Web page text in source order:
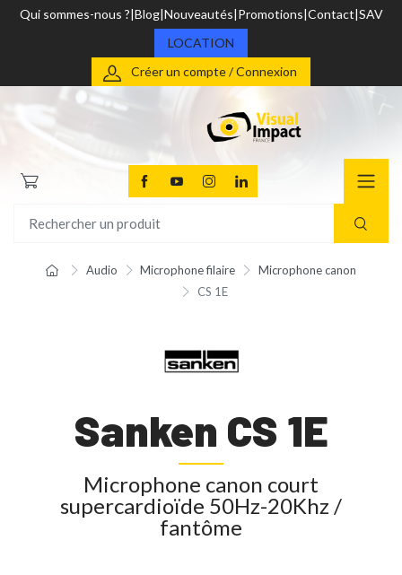
Qui sommes-nous ? Blog Nouveautés Promotions Contact SAV
LOCATION
Créer un compte / Connexion
Audio Microphone filaire
Microphone canon
CS 1E
Sanken CS 1E
Microphone canon court
supercardioïde 50Hz-20Khz /
fantôme